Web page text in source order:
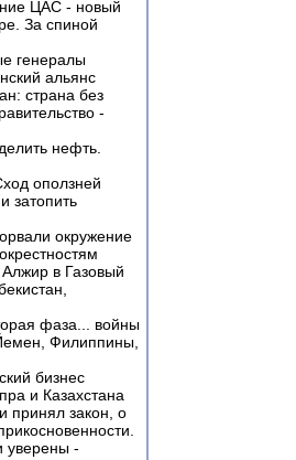
ЦАС - новый
За спиной
генералы
альянс
страна без
-
нефть.
оползней
затопить
окружение
в Газовый
фаза... войны
Филиппины,
бизнес
и Казахстана
принял закон, о
уверены -